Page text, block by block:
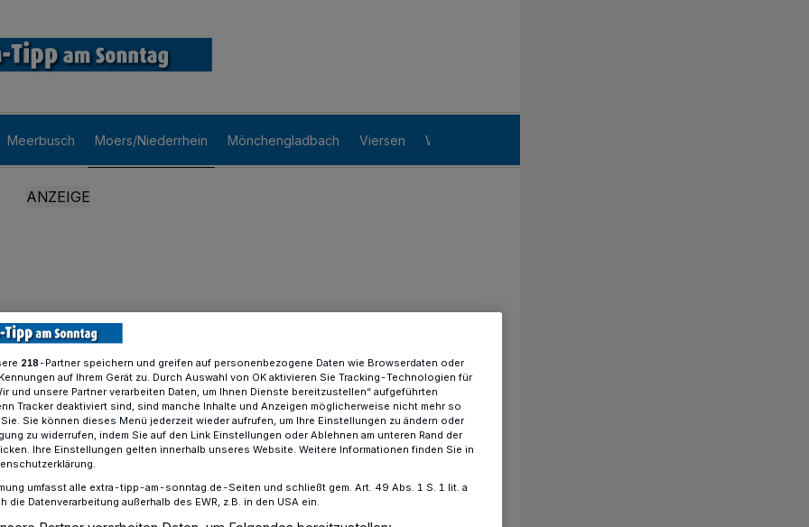
Meerbusch Moers/Niederrhein Mönchengladbach Viersen Willich
218-Partner speichern und greifen auf personenbezogene Daten wie Browserdaten oder
auf Ihrem Gerät zu. Durch Auswahl von OK aktivieren Sie Tracking-Technologien für
und unsere Partner verarbeiten Daten, um Ihnen Dienste bereitzustellen“ aufgeführten
Tracker deaktiviert sind, sind manche Inhalte und Anzeigen möglicherweise nicht mehr so
Sie können dieses Menü jederzeit wieder aufrufen, um Ihre Einstellungen zu ändern oder
zu widerrufen, indem Sie auf den Link Einstellungen oder Ablehnen am unteren Rand der
Ihre Einstellungen gelten innerhalb unseres Website. Weitere Informationen finden Sie in
umfasst alle extra-tipp-am-sonntag.de-Seiten und schließt gem. Art. 49 Abs. 1 S. 1 lit. a
die Datenverarbeitung außerhalb des EWR, z.B. in den USA ein.